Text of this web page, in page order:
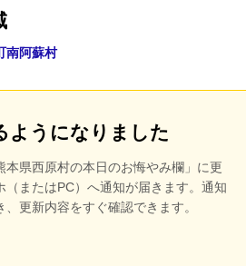
南阿蘇村
ようになりました
本県西原村の本日のお悔やみ欄」に更
（またはPC）へ通知が届きます。通知
更新内容をすぐ確認できます。